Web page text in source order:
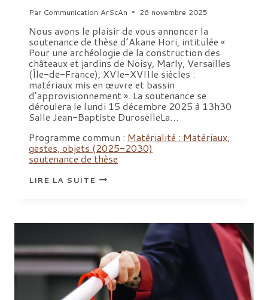
Par Communication ArScAn 26 novembre 2025
Nous avons le plaisir de vous annoncer la
soutenance de thèse d’Akane Hori, intitulée «
Pour une archéologie de la construction des
châteaux et jardins de Noisy, Marly, Versailles
(Île-de-France), XVIe-XVIIIe siècles :
matériaux mis en œuvre et bassin
d’approvisionnement ». La soutenance se
déroulera le lundi 15 décembre 2025 à 13h30
Salle Jean-Baptiste DuroselleLa…
Programme commun : Matérialité : Matériaux,
gestes, objets (2025-2030)
soutenance de thèse
LIRE LA SUITESOUTENANCE
DE
ARCHÉOLOGIE
DE
LA
CONSTRUCTION
DES
CHÂTEAUX
ET
JARDINS